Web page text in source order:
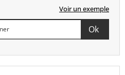
Voir un exemple